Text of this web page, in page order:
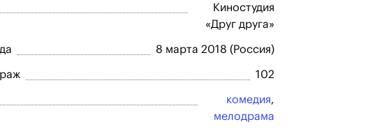
Киностудия
«Друг друга»
8 марта 2018 (Россия)
102
комедия,
мелодрама